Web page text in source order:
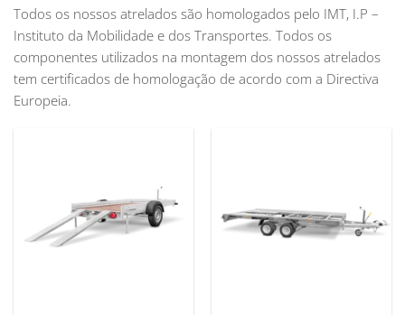
Todos os nossos atrelados são homologados pelo IMT, I.P –
Instituto da Mobilidade e dos Transportes. Todos os
componentes utilizados na montagem dos nossos atrelados
tem certificados de homologação de acordo com a Directiva
Europeia.